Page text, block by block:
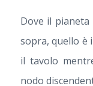
Dove il
sopra, quello è
il tavolo
nodo